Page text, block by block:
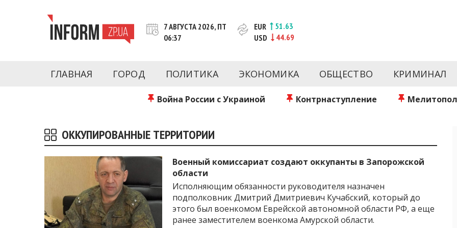
INFORM.ZP.UA – это информационный портал и сайт новостей города Запорожья. Каждый
последние новости Запорожья и Запорожской области за день. Информация и персоны Запорожья.
о событиях города Запорожья и области.
7 АВГУСТА 2026, ПТ
06:37
EUR
51.63
USD
44.69
ГЛАВНАЯ ГОРОД ПОЛИТИКА ЭКОНОМИКА ОБЩЕСТВО КРИМИНАЛ
Война России с Украиной Контрнаступление
ОККУПИРОВАННЫЕ ТЕРРИТОРИИ
Военный комиссариат создают оккупанты в Запорожской
области
Исполняющим обязанности руководителя назначен
подполковник Дмитрий Дмитриевич Кучабский, который до
этого был военкомом Еврейской автономной области РФ, а еще
ранее заместителем военкома Амурской области.